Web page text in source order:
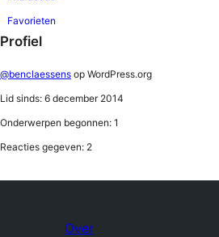
Favorieten
Profiel
@benclaessens op WordPress.org
Lid sinds: 6 december 2014
Onderwerpen begonnen: 1
Reacties gegeven: 2
Over